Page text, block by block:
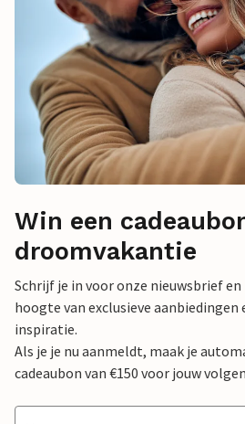
Win een
droomvakantie
Schrijf je in voor onze nieuwsbrief
hoogte van exclusieve aanbiedingen
inspiratie.
Als je je nu aanmeldt, maak je
cadeaubon van €150 voor jouw